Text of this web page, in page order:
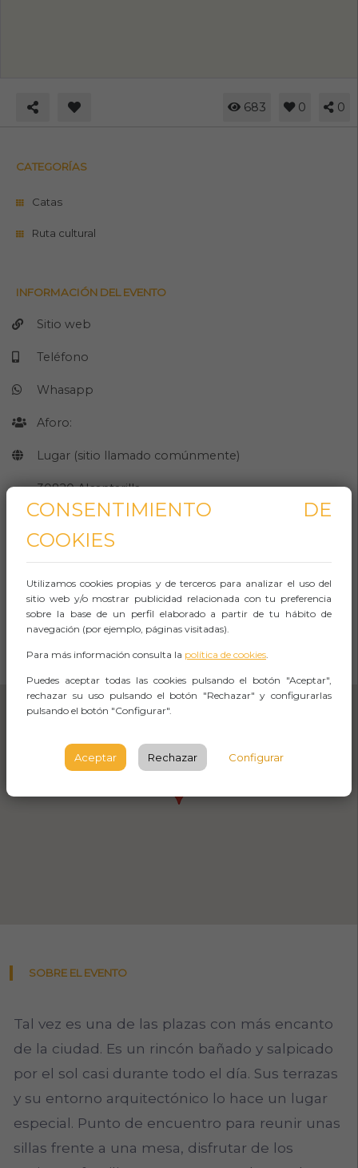
683 0 0
SOBRE EL EVENTO
Tal vez es una de las plazas con más encanto
de la ciudad. Es un rincón bañado y salpicado
por el sol casi durante todo el día. Sus terrazas
y su entorno arquitectónico lo hace un lugar
especial. Punto de encuentro para reunir unas
sillas frente a una mesa, disfrutar de los
CATEGORÍAS
Catas
Ruta cultural
INFORMACIÓN DEL EVENTO
Sitio web
Teléfono
Whasapp
Aforo:
Lugar (sitio llamado comúnmente)
30820 Alcantarilla,
Murcia
MURCIA
CÓMO LLEGAR
Abrir Navegación
CONSENTIMIENTO DE
COOKIES
Utilizamos cookies propias y de terceros para analizar el uso del
sitio web y/o mostrar publicidad relacionada con tu preferencia
sobre la base de un perfil elaborado a partir de tu hábito de
navegación (por ejemplo, páginas visitadas).
Para más información consulta la política de cookies
Puedes aceptar todas las cookies pulsando el botón "Aceptar",
rechazar su uso pulsando el botón "Rechazar" y configurarlas
pulsando el botón "Configurar".
Aceptar Rechazar Configurar